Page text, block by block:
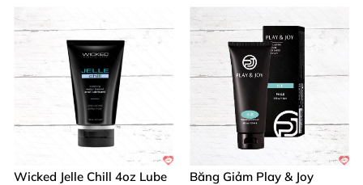
Wicked Jelle Chill 4oz Lube
Băng Giảm Play & Joy